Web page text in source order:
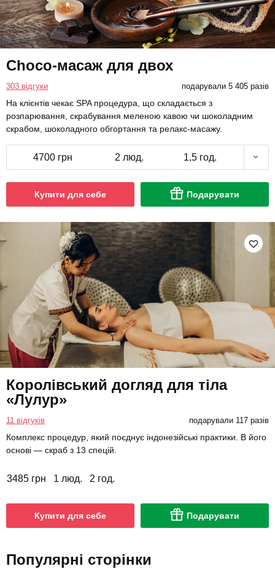
Choco-масаж для двох
303 відгуки подарували 5 405 разів
На клієнтів чекає SPA процедура, що складається з
розпарювання, скрабування меленою кавою чи шоколадним
скрабом, шоколадного обгортання та релакс-масажу.
4700 грн 2 люд. 1,5 год.
Купити для себе Подарувати
Королівський догляд для тіла
«Лулур»
11 відгуків подарували 117 разів
Комплекс процедур, який поєднує індонезійські практики. В його
основі — скраб з 13 спецій.
3485 грн 1 люд. 2 год.
Купити для себе Подарувати
Популярні сторінки